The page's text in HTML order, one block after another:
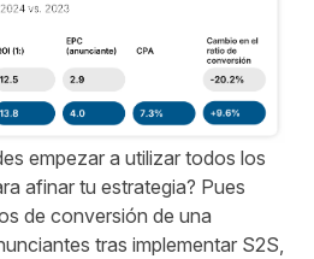
empezar a utilizar todos los
afinar tu estrategia? Pues
de conversión de una
tras implementar S2S,